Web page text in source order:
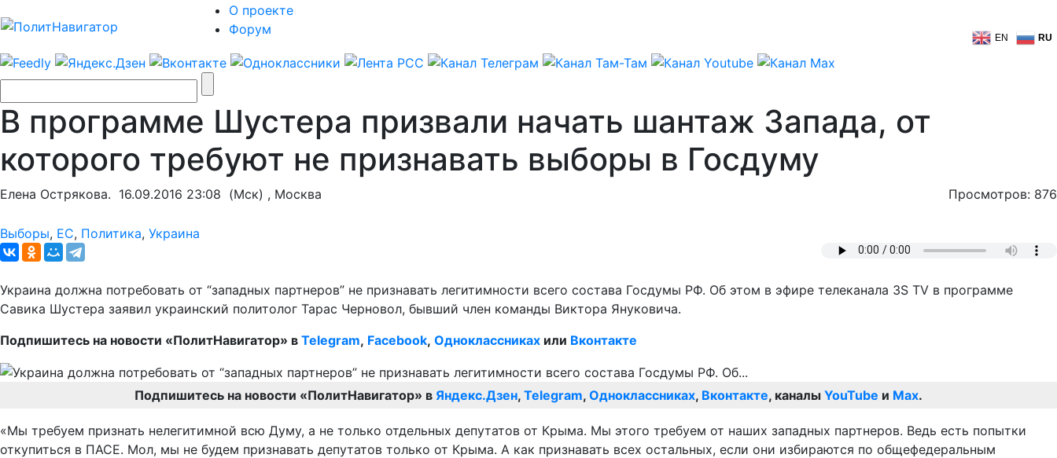
О проекте
Форум
EN RU
В программе Шустера призвали начать шантаж Запада, от
которого требуют не признавать выборы в Госдуму
Елена Острякова. 16.09.2016 23:08 (Мск) , Москва Просмотров: 876
Выборы, ЕС, Политика, Украина
Украина должна потребовать от “западных партнеров” не признавать легитимности всего состава Госдумы РФ. Об этом в эфире телеканала 3S TV в программе
Савика Шустера заявил украинский политолог Тарас Черновол, бывший член команды Виктора Януковича.
Подпишитесь на новости «ПолитНавигатор» в Telegram, Facebook, Одноклассниках или Вконтакте
Подпишитесь на новости «ПолитНавигатор» в Яндекс.Дзен, Telegram, Одноклассниках, Вконтакте, каналы YouTube и Max.
«Мы требуем признать нелегитимной всю Думу, а не только отдельных депутатов от Крыма. Мы этого требуем от наших западных партнеров. Ведь есть попытки
откупиться в ПАСЕ. Мол, мы не будем признавать депутатов только от Крыма. А как признавать всех остальных, если они избираются по общефедеральным